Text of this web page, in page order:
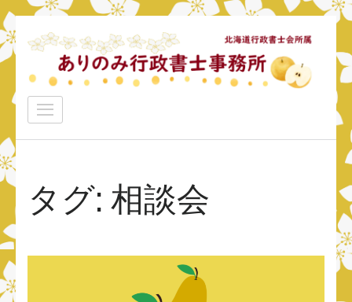
ン
ツ
へ
ス
キ
ッ
プ
(Enter
押
す)
ありのみ行政書士事務所
あなたのナシをアリ！に変えていきたい
タグ: 相談会